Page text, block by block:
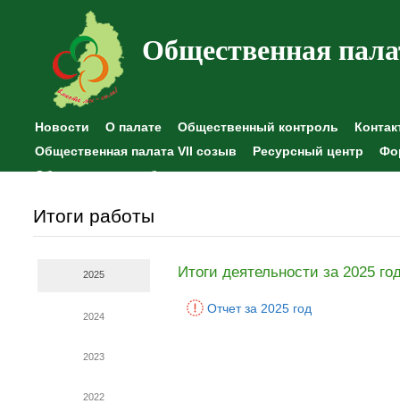
Общественная
Новости О палате Общественный контроль
Общественная палата VII созыв
Ресурсный центр
Общественные наблюдения
Итоги работы
2025
2024
2023
2022
Итоги деятельности за 2025
Отчет за 2025 год